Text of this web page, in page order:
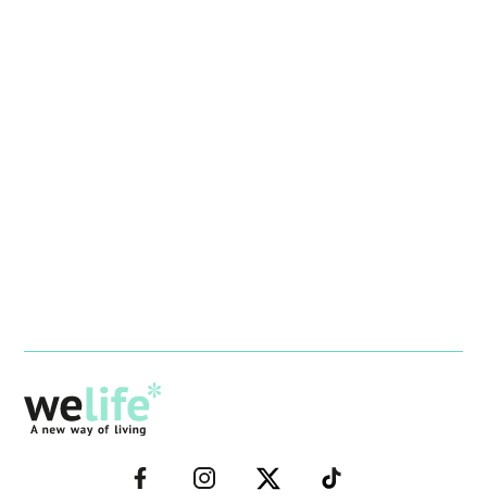
–
FACEBOOK–
–
INSTAGRAM–
–
TWITTER–
–
WELIFE–